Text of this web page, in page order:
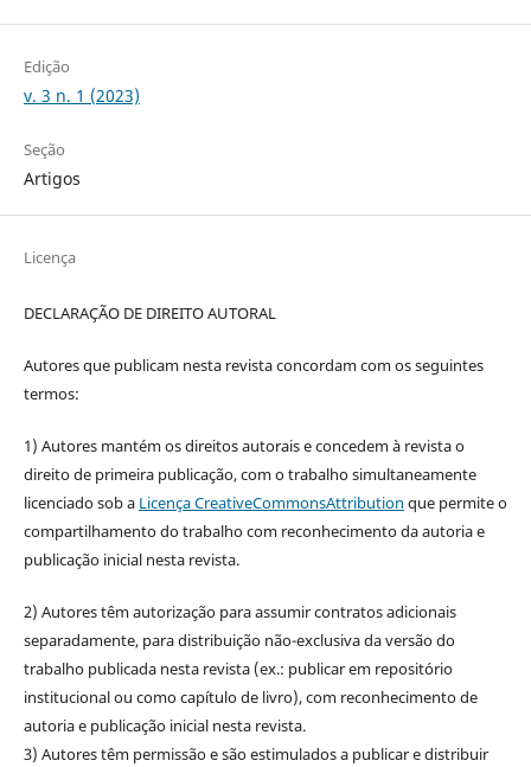
Edição
v. 3 n. 1 (2023)
Seção
Artigos
Licença
DECLARAÇÃO DE DIREITO AUTORAL
Autores que publicam nesta revista concordam com os seguintes
termos:
1) Autores mantém os direitos autorais e concedem à revista o
direito de primeira publicação, com o trabalho simultaneamente
licenciado sob a Licença CreativeCommonsAttribution que permite o
compartilhamento do trabalho com reconhecimento da autoria e
publicação inicial nesta revista.
2) Autores têm autorização para assumir contratos adicionais
separadamente, para distribuição não-exclusiva da versão do
trabalho publicada nesta revista (ex.: publicar em repositório
institucional ou como capítulo de livro), com reconhecimento de
autoria e publicação inicial nesta revista.
3) Autores têm permissão e são estimulados a publicar e distribuir